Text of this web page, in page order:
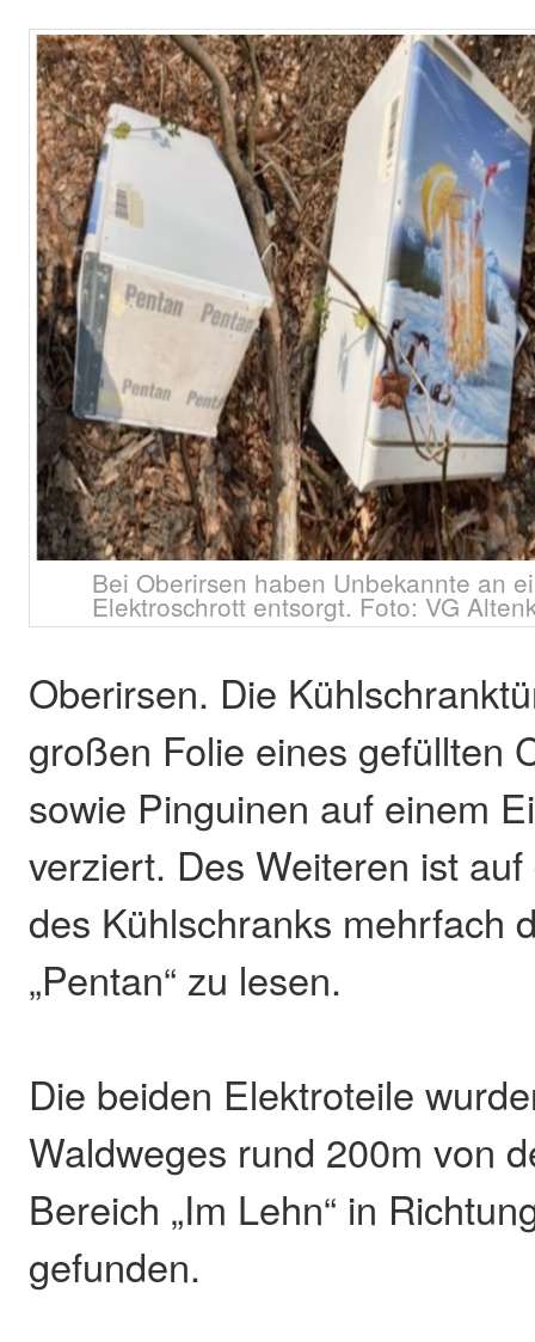
Bei Oberirsen haben Unbekannte an
Elektroschrott entsorgt. Foto: VG
Oberirsen. Die
großen Folie eines gefüllten
sowie Pinguinen auf einem
verziert. Des Weiteren ist
des Kühlschranks mehrfach
„Pentan“ zu lesen.
Die beiden Elektroteile
Waldweges rund 200m von
Bereich „Im Lehn“ in
gefunden.